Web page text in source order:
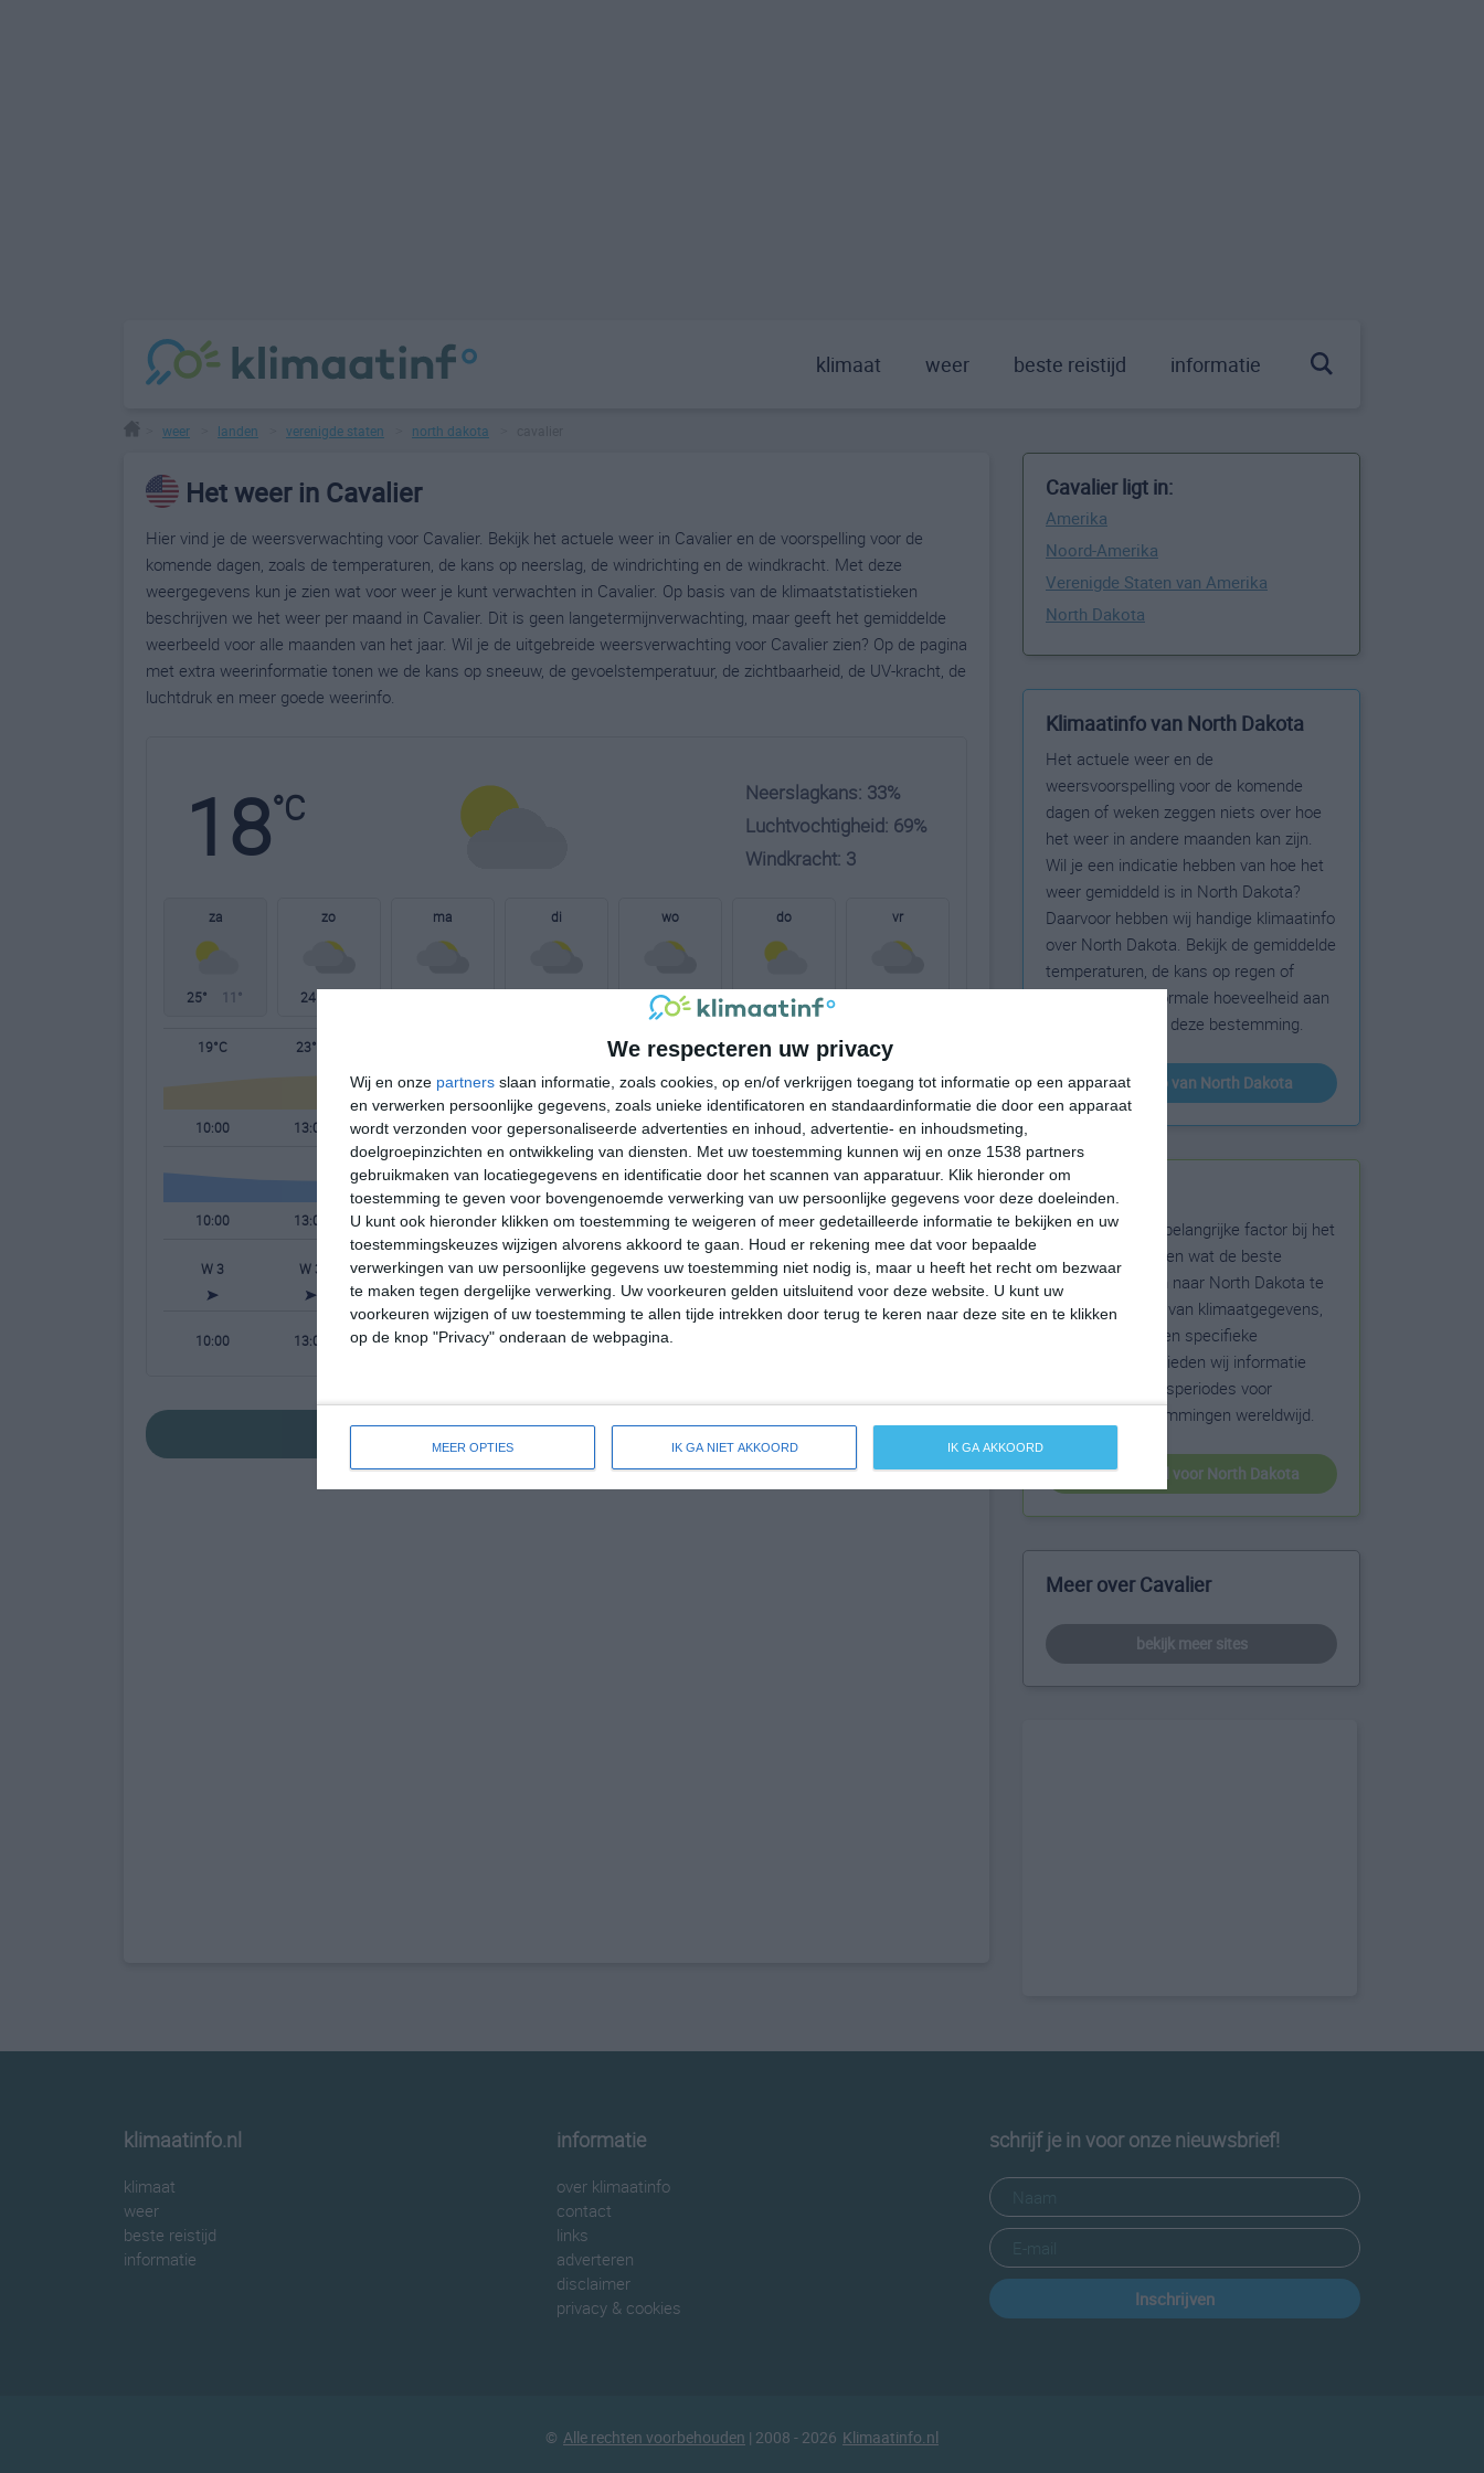
We respecteren uw privacy
Wij en onze partners slaan informatie, zoals cookies, op en/of verkrijgen toegang tot informatie op een apparaat
en verwerken persoonlijke gegevens, zoals unieke identificatoren en standaardinformatie die door een apparaat
wordt verzonden voor gepersonaliseerde advertenties en inhoud, advertentie- en inhoudsmeting,
doelgroepinzichten en ontwikkeling van diensten.
Met uw toestemming kunnen wij en onze 1538 partners
gebruikmaken van locatiegegevens en identificatie door het scannen van apparatuur. Klik hieronder om
toestemming te geven voor bovengenoemde verwerking van uw persoonlijke gegevens voor deze doeleinden.
U kunt ook hieronder klikken om toestemming te weigeren of meer gedetailleerde informatie te bekijken en uw
toestemmingskeuzes wijzigen alvorens akkoord te gaan.
Houd er rekening mee dat voor bepaalde
verwerkingen van uw persoonlijke gegevens uw toestemming niet nodig is, maar u heeft het recht om bezwaar
te maken tegen dergelijke verwerking. Uw voorkeuren gelden uitsluitend voor deze website. U kunt uw
voorkeuren wijzigen of uw toestemming te allen tijde intrekken door terug te keren naar deze site en te klikken
op de knop "Privacy" onderaan de webpagina.
MEER OPTIES IK GA NIET AKKOORD IK GA AKKOORD
klimaat weer beste reistijd informatie
weer landen verenigde staten north dakota
Het weer in Cavalier
Hier vind je de weersverwachting voor Cavalier. Bekijk het actuele weer in Cavalier en de voorspelling voor de
komende dagen, zoals de temperaturen, de kans op neerslag, de windrichting en de windkracht. Met deze
weergegevens kun je zien wat voor weer je kunt verwachten in Cavalier. Op basis van de klimaatstatistieken
beschrijven we het weer per maand in Cavalier. Dit is geen langetermijnverwachting, maar geeft het gemiddelde
weerbeeld voor alle maanden van het jaar. Wil je de uitgebreide weersverwachting voor Cavalier zien? Op de pagina
met extra weerinformatie tonen we de kans op sneeuw, de gevoelstemperatuur, de zichtbaarheid, de UV-kracht, de
luchtdruk en meer goede weerinfo.
18°C
Neerslagkans: 33%
Luchtvochtigheid: 69%
Windkracht: 3
za
25° 11°
zo
24°
ma di wo
23° 14°
do
11°
vr
19°C 23°C 18°C 14°C 13°C 12°C
10:00 13:00 16:00 19:00 22:00 01:00 04:00 07:00
10:00 13:00 16:00 19:00 22:00 01:00 04:00 07:00
W 3 W 3 NW 3 NNW 3 N 2 NNW 2 NW 2 NW 2
10:00 13:00 16:00 19:00 22:00
bekijk de uitgebreide weersverwachting voor Cavalier
Cavalier ligt in:
Amerika
Noord-Amerika
Verenigde Staten van Amerika
North Dakota
Klimaatinfo van North Dakota
Het actuele weer en de
weersvoorspelling voor de komende
dagen of weken zeggen niets over hoe
het weer in andere maanden kan zijn.
Wil je een indicatie hebben van hoe het
weer gemiddeld is in North Dakota?
Daarvoor hebben wij handige klimaatinfo
over North Dakota. Bekijk de gemiddelde
temperaturen, de kans op regen of
sneeuw en de normale hoeveelheid aan
zonneschijn voor deze bestemming.
klimaatinfo van North Dakota
Beste reistijd
Het weer is een belangrijke factor bij het
reizen. Wil je weten wat de beste
maanden zijn om naar North Dakota te
reizen? Op basis van klimaatgegevens,
weersextremen en specifieke
weerinformatie bieden wij informatie
over de beste reisperiodes voor
duizenden bestemmingen wereldwijd.
beste reistijd voor North Dakota
Meer over Cavalier
bekijk meer sites
klimaatinfo.nl
klimaat
weer
beste reistijd
informatie
informatie
over klimaatinfo
contact
links
adverteren
disclaimer
privacy & cookies
schrijf je in voor onze nieuwsbrief!
Inschrijven
© Alle rechten voorbehouden | 2008 - 2026 Klimaatinfo.nl